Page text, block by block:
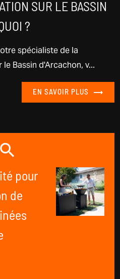
SUR LE BASSIN
?
spécialiste de la
Bassin d'Arcachon, v...
EN SAVOIR PLUS
pour
de